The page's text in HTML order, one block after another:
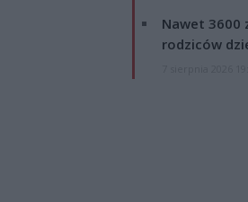
Nawet 3600
rodziców